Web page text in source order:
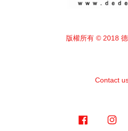
版權所有 © 2018
Contact
Facebook